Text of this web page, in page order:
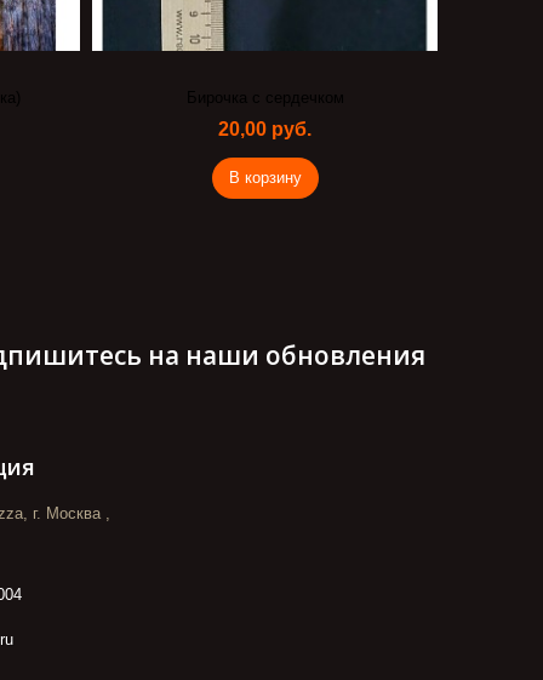
Бирочка с сердечком
20,00 руб.
В корзину
на наши обновления
г. Москва ,